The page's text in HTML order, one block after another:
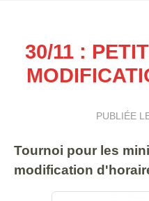
30/11 :
PUBLIÉE
Tournoi pour les
modification